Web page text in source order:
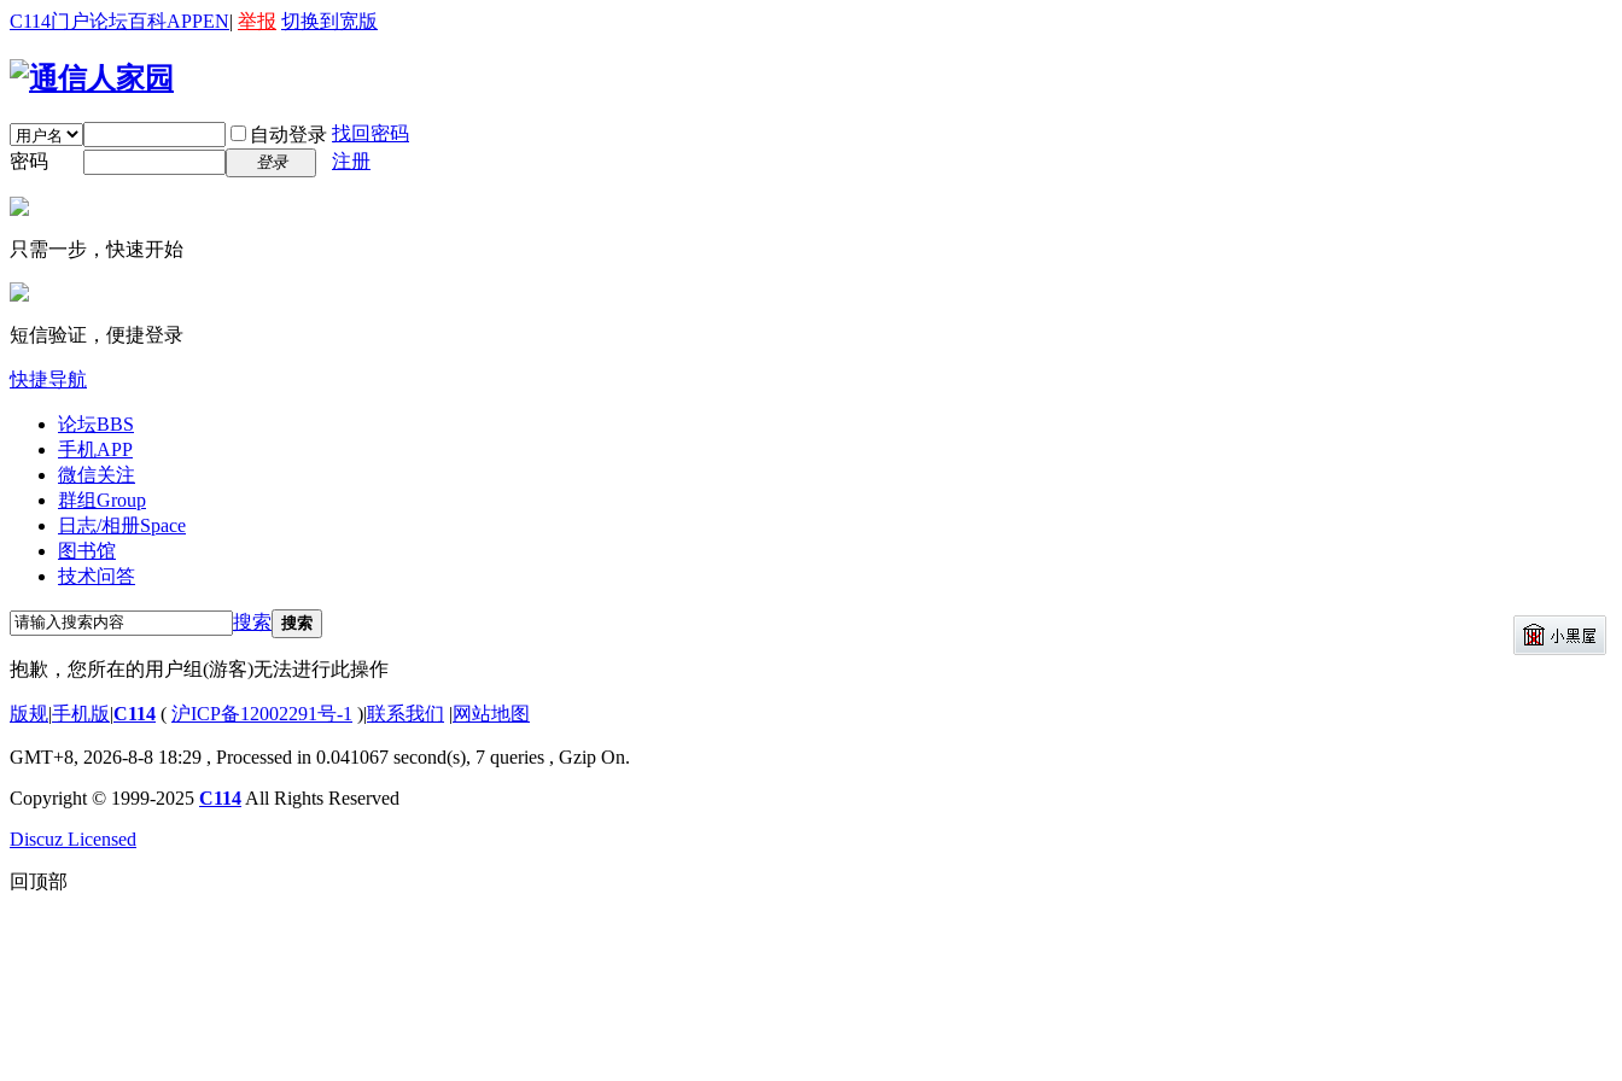
C114门户论坛百科APPEN| 举报 切换到宽版
自动登录 找回密码
密码
登录 注册
只需一步，快速开始
短信验证，便捷登录
快捷导航
论坛BBS
手机APP
微信关注
群组Group
日志/相册Space
图书馆
技术问答
搜索 搜索
抱歉，您所在的用户组(游客)无法进行此操作
版规|手机版|C114 ( 沪ICP备12002291号-1 )|联系我们 |网站地图
GMT+8, 2026-8-8 18:29 , Processed in 0.041067 second(s), 7 queries , Gzip On.
Copyright © 1999-2025 C114 All Rights Reserved
Discuz Licensed
回顶部